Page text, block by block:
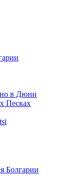
в Дюни
Песках
Болгарии